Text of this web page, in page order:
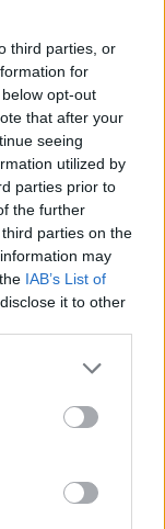
third parties, or
for
opt-out
that after your
seeing
utilized by
parties prior to
the further
parties on the
may
IAB’s List of
it to other
or more Google
may click to
party tags to
in below Google